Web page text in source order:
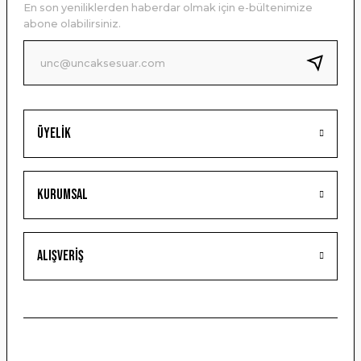
Ürün bilgilerinde hatalar bulunuyor.
Ürün fiyatı diğer sitelerden daha pahalı.
Bu ürüne benzer farklı alternatifler olmalı.
Gönder
Üyelik
Kurumsal
Alışveriş
En son yeniliklerden haberdar olmak için e-bültenimize
abone olabilirsiniz.